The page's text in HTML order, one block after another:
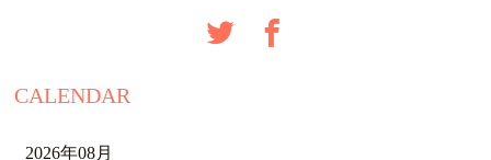
CALENDAR
2026年08月